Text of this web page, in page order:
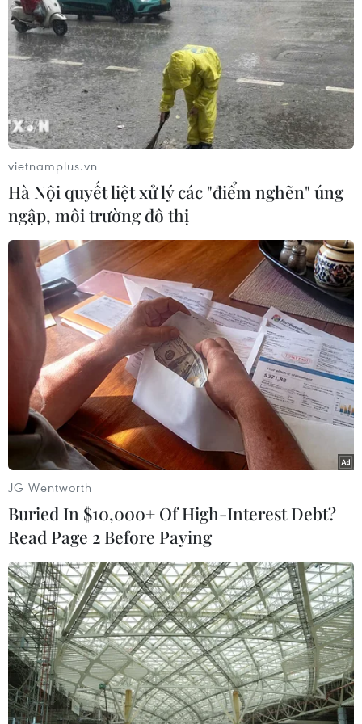
TIN LIÊN QUAN
Xuân Trường Sa - Cầu nối yêu thương từ
đất liền ra biên cương hải đảo
31/03/2017 14:43
Chương trình nghệ thuật “Xuân Trường Sa” 2017 là lời tri
ân của nhân dân, doanh nghiệp, các tổ chức đối với
những hy sinh, cống hiến cho sự nghiệp bảo vệ đất
nước của những người lính đảo.
vietnamplus.vn
Hà Nội quyết liệt xử lý các "điểm nghẽn" úng
ngập, môi trường đô thị
JG Wentworth
Buried In $10,000+ Of High-Interest Debt?
Read Page 2 Before Paying